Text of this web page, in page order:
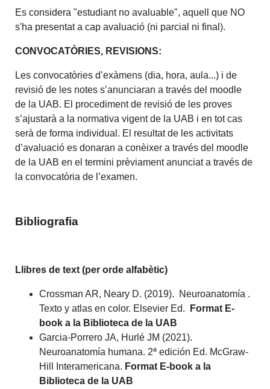
Es considera "estudiant no avaluable", aquell que NO
s'ha presentat a cap avaluació (ni parcial ni final).
CONVOCATÒRIES, REVISIONS:
Les convocatòries d’exàmens (dia, hora, aula...) i de
revisió de les notes s’anunciaran a través del moodle
de la UAB. El procediment de revisió de les proves
s’ajustarà a la normativa vigent de la UAB i en tot cas
serà de forma individual. El resultat de les activitats
d’avaluació es donaran a conèixer a través del moodle
de la UAB en el termini prèviament anunciat a través de
la convocatòria de l’examen.
Bibliografia
Llibres de text (per orde alfabètic)
Crossman AR, Neary D. (2019). Neuroanatomía .
Texto y atlas en color. Elsevier Ed.
Format E-
book a la Biblioteca de la UAB
Garcia-Porrero JA, Hurlé JM (2021).
Neuroanatomía humana. 2ª edición Ed. McGraw-
Hill Interamericana. Format E-book a la
Biblioteca de la UAB